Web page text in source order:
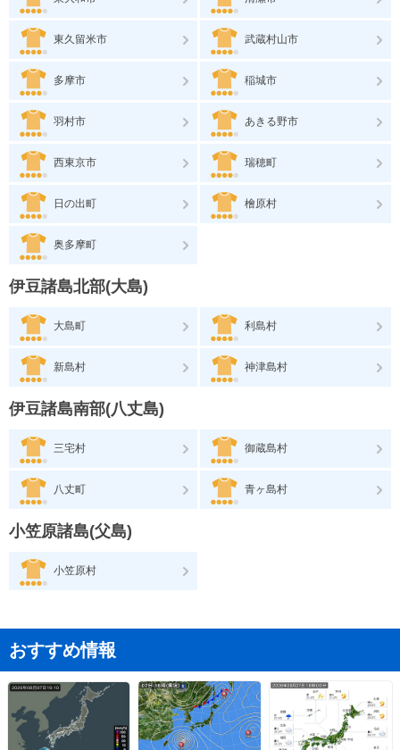
東久留米市 武蔵村山市
多摩市 稲城市
羽村市 あきる野市
西東京市 瑞穂町
日の出町 檜原村
奥多摩町
伊豆諸島北部(大島)
大島町 利島村
新島村 神津島村
伊豆諸島南部(八丈島)
三宅村 御蔵島村
八丈町 青ヶ島村
小笠原諸島(父島)
小笠原村
おすすめ情報